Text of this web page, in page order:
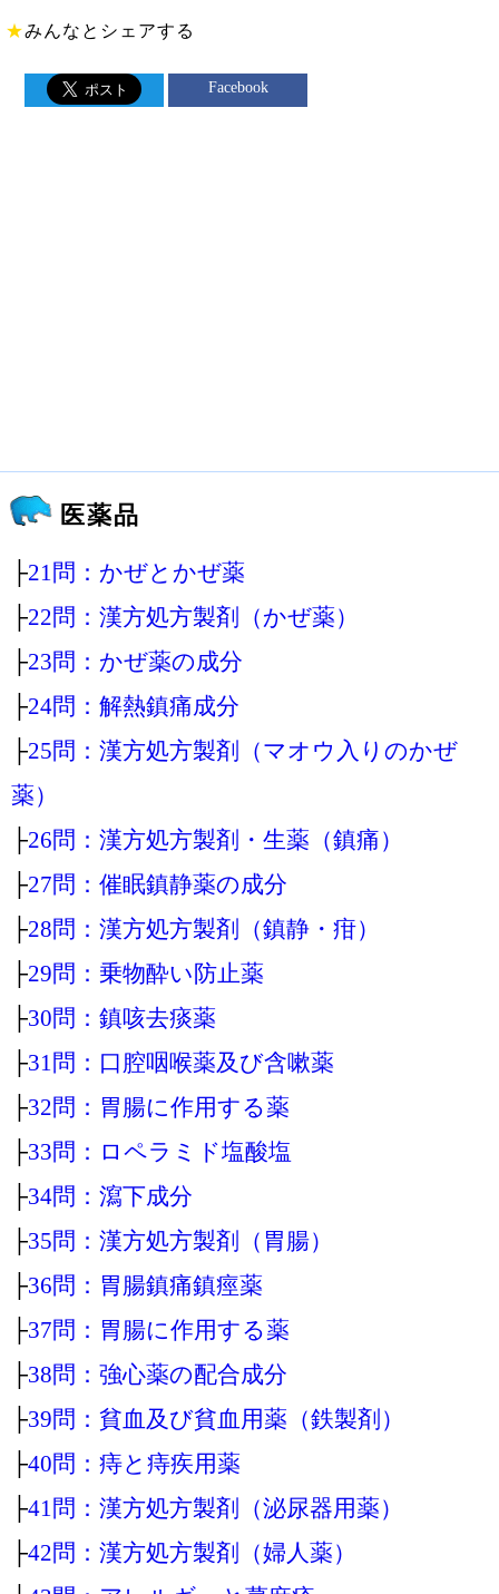
★みんなとシェアする
Facebook
医薬品
├21問：かぜとかぜ薬
├22問：漢方処方製剤（かぜ薬）
├23問：かぜ薬の成分
├24問：解熱鎮痛成分
├25問：漢方処方製剤（マオウ入りのかぜ
薬）
├26問：漢方処方製剤・生薬（鎮痛）
├27問：催眠鎮静薬の成分
├28問：漢方処方製剤（鎮静・疳）
├29問：乗物酔い防止薬
├30問：鎮咳去痰薬
├31問：口腔咽喉薬及び含嗽薬
├32問：胃腸に作用する薬
├33問：ロペラミド塩酸塩
├34問：瀉下成分
├35問：漢方処方製剤（胃腸）
├36問：胃腸鎮痛鎮痙薬
├37問：胃腸に作用する薬
├38問：強心薬の配合成分
├39問：貧血及び貧血用薬（鉄製剤）
├40問：痔と痔疾用薬
├41問：漢方処方製剤（泌尿器用薬）
├42問：漢方処方製剤（婦人薬）